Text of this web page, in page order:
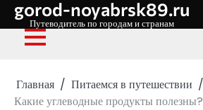
Перейти
содержимому
gorod-noyabrsk89.ru
Путеводитель по городам и странам
Главная
Питаемся в путешествии
Какие углеводные продукты полезны?